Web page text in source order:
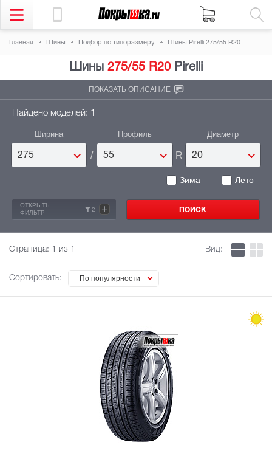
Главная Шины Подбор по типоразмеру Шины Pirelli 275/55 R20
Шины 275/55 R20 Pirelli
ПОКАЗАТЬ ОПИСАНИЕ
Найдено моделей: 1
Ширина
275 /
Профиль
55 R
Диаметр
20
Зима Лето
ОТКРЫТЬ
ФИЛЬТР
2 +
Страница: 1 из 1
Сортировать: По популярности
Вид: